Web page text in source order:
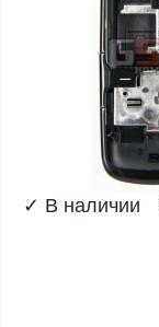
✓ В наличии